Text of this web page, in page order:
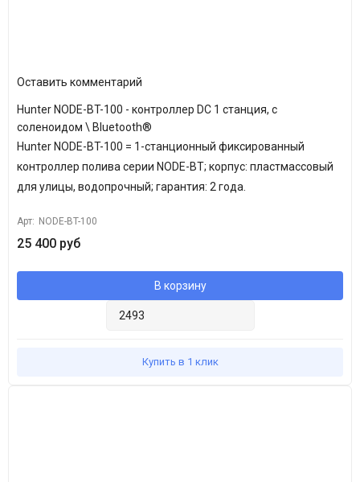
Оставить комментарий
Hunter NODE-BT-100 - контроллер DC 1 станция, с
соленоидом \ Bluetooth®
Hunter NODE-BT-100 = 1-станционный фиксированный
контроллер полива серии NODE-BT; корпус: пластмассовый
для улицы, водопрочный; гарантия: 2 года.
Арт: NODE-BT-100
25 400 руб
В корзину
Купить в 1 клик